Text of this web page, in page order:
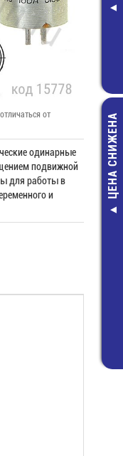
ЦЕНА СНИЖЕНА
от
одинарные
подвижной
для работы в
и